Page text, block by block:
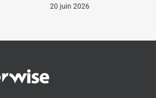
20 juin 2026